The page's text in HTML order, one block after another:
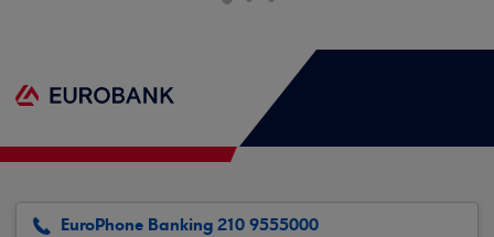
EuroPhone Banking 210 9555000